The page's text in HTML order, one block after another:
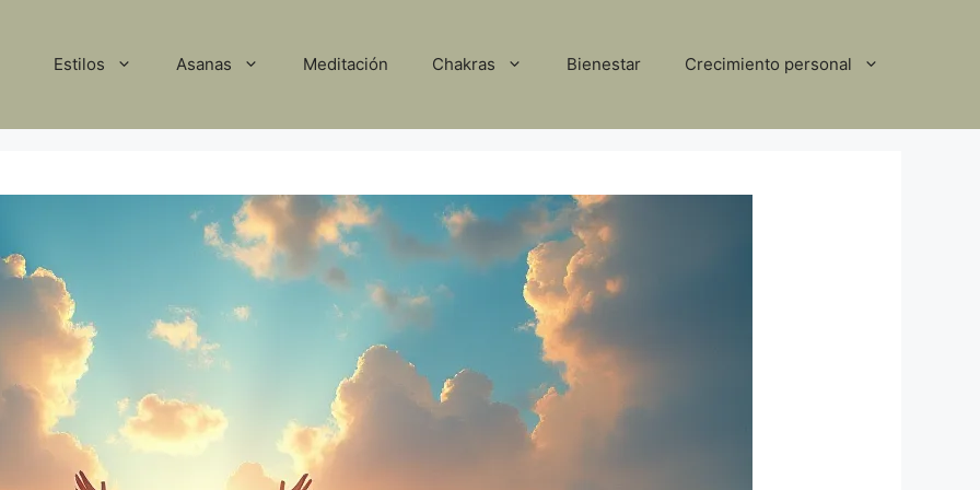
Estilos Asanas Meditación Chakras Bienestar Crecimiento personal